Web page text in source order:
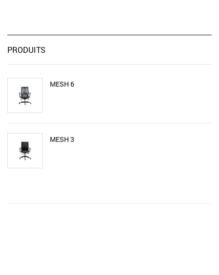
PRODUITS
MESH 6
MESH 3